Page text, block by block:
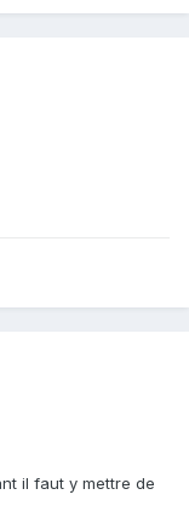
il faut y mettre de